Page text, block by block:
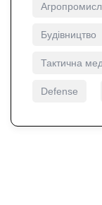
Будівництво
Тактична
Defense